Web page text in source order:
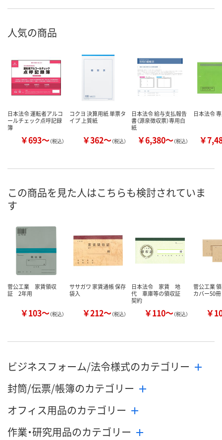
人気の商品
日本法令 運転者アルコ
ールチェック点呼記録
簿
￥693～（税込）
コクヨ 決算用紙 単票タ
イプ 上質紙
￥362～（税込）
日本法令 給与支払報告
書（源泉徴収票）専用白
紙
￥6,380～（税込）
日本法令
￥
この商品を見た人はこちらも検討されていま
す
菅公工業 家賃領収
証 2年用
￥103～（税込）
ササガワ 家賃通帳 保存
袋入
￥212～（税込）
日本法令 家賃 地
代 車庫等の領収証
契約
￥110～（税込）
菅公工業
カバー50冊
￥
ビジネスフォーム/法令様式のカテゴリー
封筒/伝票/帳簿のカテゴリー
オフィス用品のカテゴリー
作業・研究用品のカテゴリー